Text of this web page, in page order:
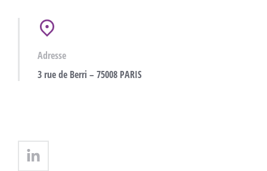
Adresse
3 rue de Berri – 75008 PARIS